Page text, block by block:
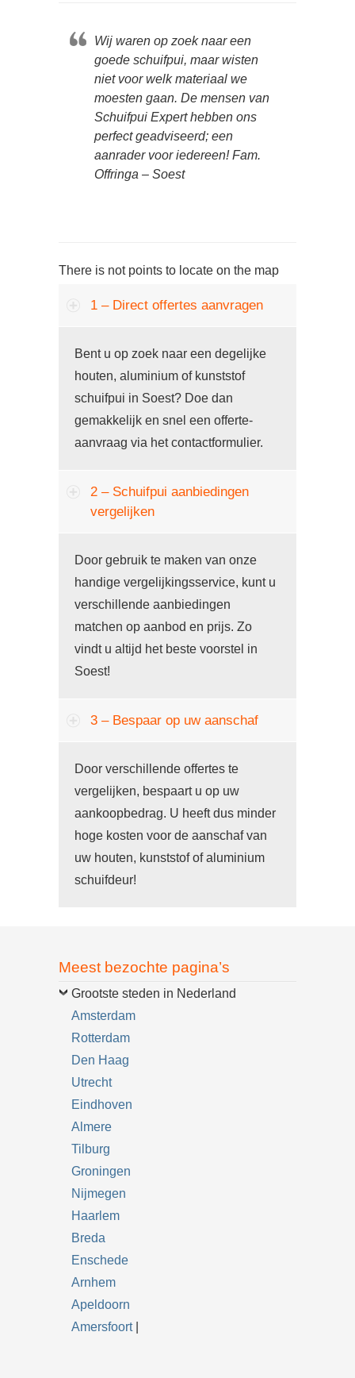
Wij waren op zoek naar een
goede schuifpui, maar wisten
niet voor welk materiaal we
moesten gaan. De mensen van
Schuifpui Expert hebben ons
perfect geadviseerd; een
aanrader voor iedereen! Fam.
Offringa – Soest
There is not points to locate on the map
1 – Direct offertes aanvragen
Bent u op zoek naar een degelijke
houten, aluminium of kunststof
schuifpui in Soest? Doe dan
gemakkelijk en snel een offerte-
aanvraag via het contactformulier.
2 – Schuifpui aanbiedingen
vergelijken
Door gebruik te maken van onze
handige vergelijkingsservice, kunt u
verschillende aanbiedingen
matchen op aanbod en prijs. Zo
vindt u altijd het beste voorstel in
Soest!
3 – Bespaar op uw aanschaf
Door verschillende offertes te
vergelijken, bespaart u op uw
aankoopbedrag. U heeft dus minder
hoge kosten voor de aanschaf van
uw houten, kunststof of aluminium
schuifdeur!
Meest bezochte pagina’s
Grootste steden in Nederland
Amsterdam
Rotterdam
Den Haag
Utrecht
Eindhoven
Almere
Tilburg
Groningen
Nijmegen
Haarlem
Breda
Enschede
Arnhem
Apeldoorn
Amersfoort|